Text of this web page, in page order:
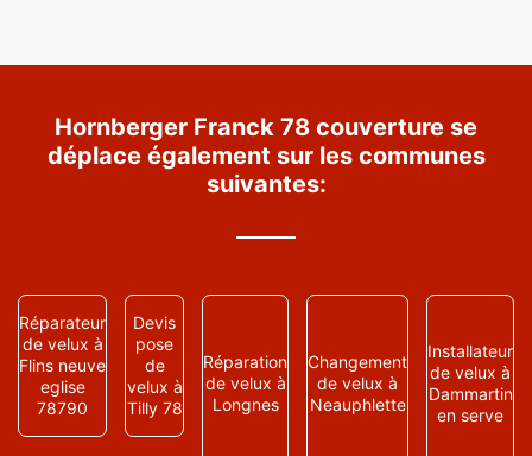
Hornberger Franck 78 couverture se
déplace également sur les communes
suivantes:
Réparateur
de velux à
Flins neuve
eglise
78790
Devis
pose
de
velux à
Tilly 78
Réparation
de velux à
Longnes
Changement
de velux à
Neauphlette
Installateur
de velux à
Dammartin
en serve